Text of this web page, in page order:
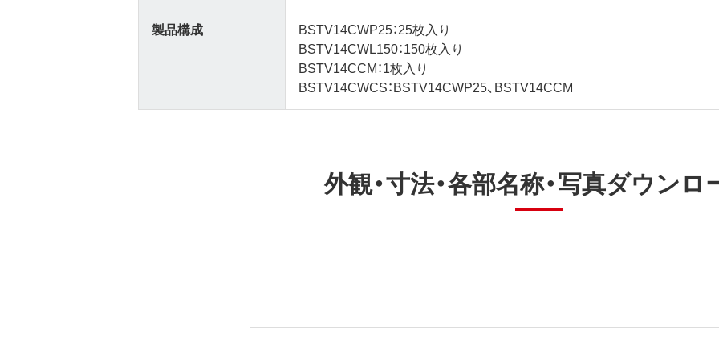
製品構成
BSTV14CWP25：25枚入り
BSTV14CWL150：150枚入り
BSTV14CCM：1枚入り
BSTV14CWCS：BSTV14CWP25、BSTV14CCM
外観・寸法・各部名称・写真ダウンロ